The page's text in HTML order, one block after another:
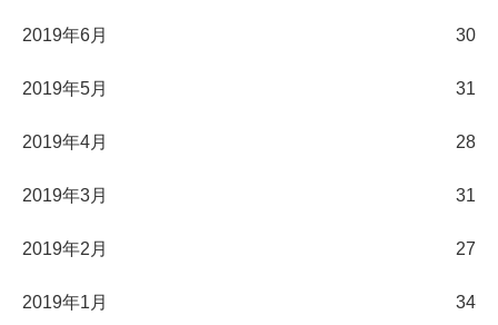
2019年6月 30
2019年5月 31
2019年4月 28
2019年3月 31
2019年2月 27
2019年1月 34